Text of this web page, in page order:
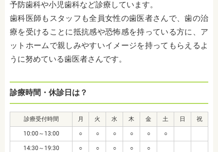
予防歯科や小児歯科など診療しています。
歯科医師もスタッフも全員女性の歯医者さんで、歯の治
療を受けることに抵抗感や恐怖感を持っている方に、ア
ットホームで親しみやすいイメージを持ってもらえるよ
うに努めている歯医者さんです。
診療時間・休診日は？
診療受付時間 月 火 水 木 金 土 日 祝
10:00～13:00 ○ ○ ○ ○ ○ ○
14:30～19:30 ○ ○ ○ ○ ○